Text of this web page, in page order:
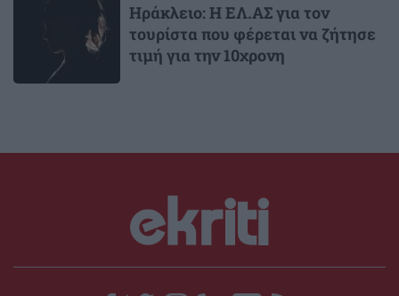
Ηράκλειο: Η ΕΛ.ΑΣ για τον
τουρίστα που φέρεται να ζήτησε
τιμή για την 10χρονη